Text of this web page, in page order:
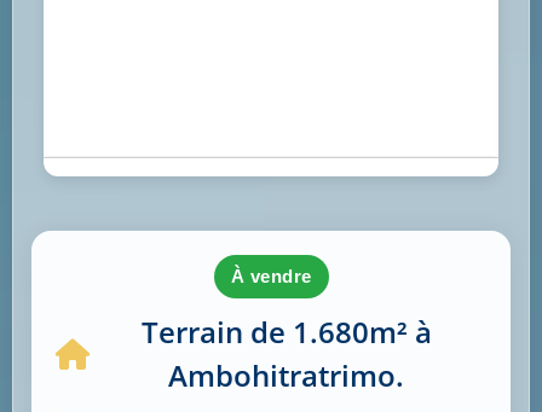
à vendre
Terrain de 1.680m² à
Ambohitratrimo.